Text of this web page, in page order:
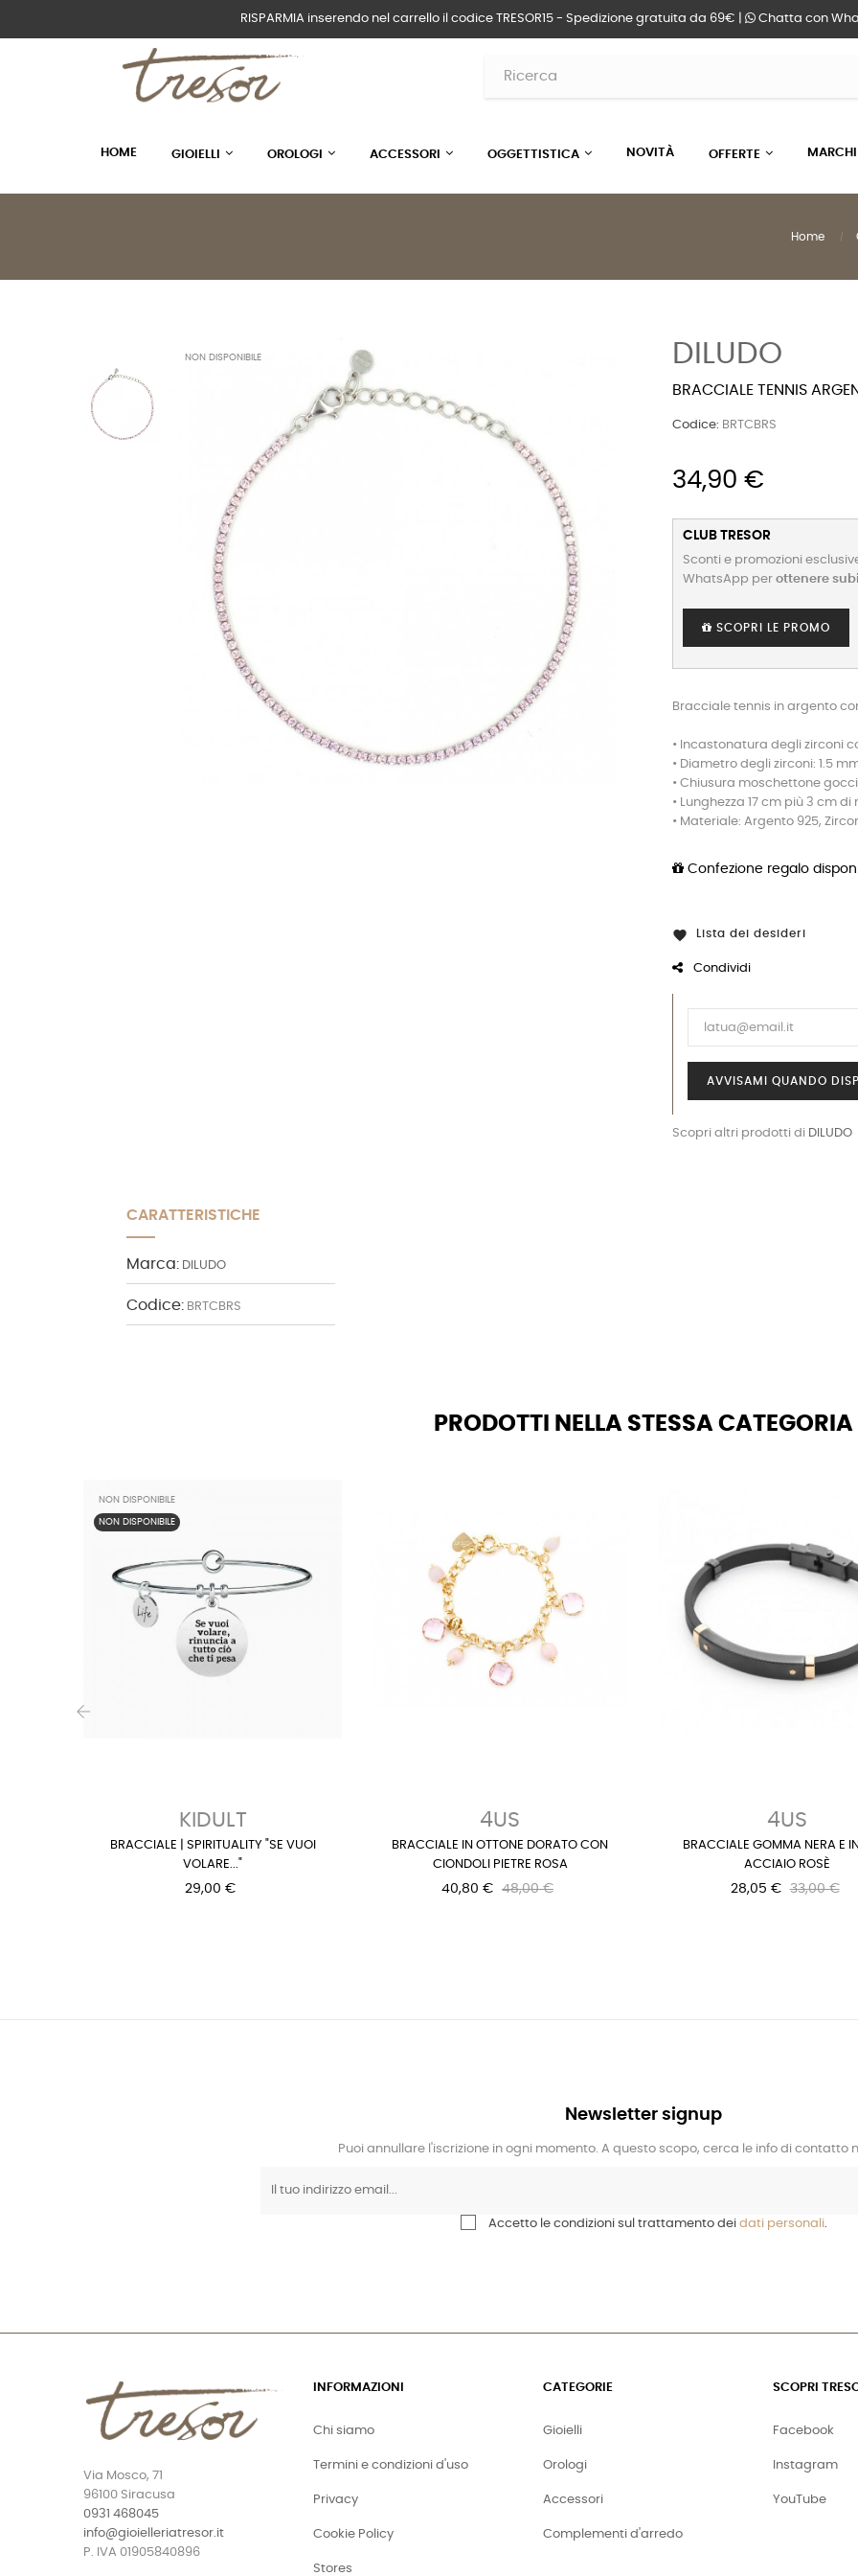
RISPARMIA inserendo nel carrello il codice TRESOR15 - Spedizione gratuita da 69€ | Chatta con
HOME GIOIELLI OROLOGI ACCESSORI OGGETTISTICA NOVITÀ OFFERTE MARCHI
Home
NON DISPONIBILE DILUDO
BRACCIALE TENNIS
Codice: BRTCBRS
34,90 €
CLUB TRESOR
Sconti e promozioni
WhatsApp per ottenere
SCOPRI LE PROMO
Bracciale tennis in argento
• Incastonatura degli zirconi
• Diametro degli zirconi: 1.5
• Chiusura moschettone
• Lunghezza 17 cm più 3 cm di
• Materiale: Argento 925,
Confezione regalo
 Lista dei desideri
Condividi
AVVISAMI QUANDO
Scopri altri prodotti di DILUDO
CARATTERISTICHE
Marca: DILUDO
Codice: BRTCBRS
PRODOTTI NELLA STESSA CATEGORIA
NON DISPONIBILE
NON DISPONIBILE
KIDULT
BRACCIALE | SPIRITUALITY "SE VUOI
VOLARE..."
29,00 €
4US
BRACCIALE IN OTTONE DORATO CON
CIONDOLI PIETRE ROSA
40,80 € 48,00 €
4US
BRACCIALE GOMMA NERA E
ACCIAIO ROSÈ
28,05 € 33,00 €
Newsletter signup
Puoi annullare l'iscrizione in ogni momento. A questo scopo, cerca le info di contatto
Accetto le condizioni sul trattamento dei dati personali.
Via Mosco, 71
96100 Siracusa
0931 468045
info@gioielleriatresor.it
P. IVA 01905840896
INFORMAZIONI
Chi siamo
Termini e condizioni d'uso
Privacy
Cookie Policy
Stores
CATEGORIE
Gioielli
Orologi
Accessori
Complementi d'arredo
SCOPRI
Facebook
Instagram
YouTube